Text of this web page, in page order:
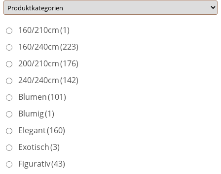
160/210cm(1)
160/240cm(223)
200/210cm(176)
240/240cm(142)
Blumen(101)
Blumig(1)
Elegant(160)
Exotisch(3)
Figurativ(43)